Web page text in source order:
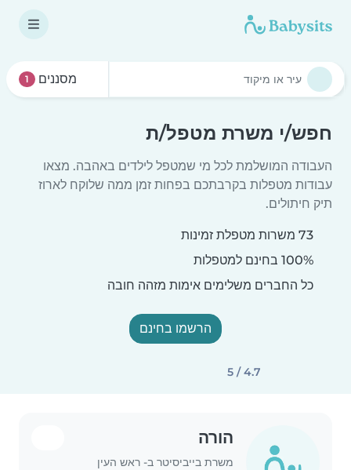
מסננים 1
חפש/י משרת מטפל/ת
העבודה המושלמת לכל מי שמטפל לילדים באהבה. מצאו
עבודות מטפלות בקרבתכם בפחות זמן ממה שלוקח לארוז
תיק חיתולים.
73 משרות מטפלת זמינות
כל החברים משלימים אימות מזהה חובה
הרשמו בחינם
4.7 / 5
הורה
משרת בייביסיטר ב- ראש העין